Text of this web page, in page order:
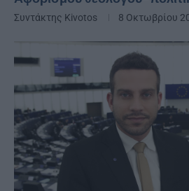
Συντάκτης Kivotos 8 Οκτωβρίου